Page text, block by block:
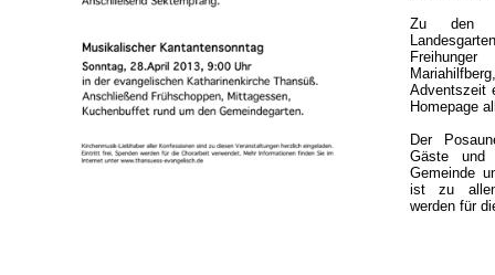
Zu den
Mariahilfberg
Adventszeit
Homepage
Der
Gäste und
Gemeinde
ist zu allen
werden für